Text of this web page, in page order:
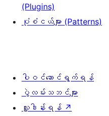
(Plugins)
ပုံစံငယ်များ (Patterns)
ပါဝင်ဆောင်ရွက်ရန်
ပွဲလမ်းသဘင်များ
လှူဒါန်းရန် ↗